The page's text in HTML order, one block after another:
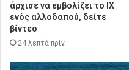
άρχισε να εμβολίζει το ΙΧ
ενός αλλοδαπού, δείτε
βίντεο
24 λεπτά πρίν